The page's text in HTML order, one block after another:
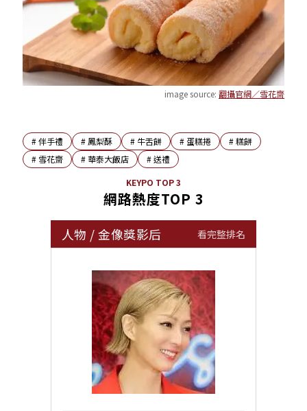
image source: 翻攝官網／雪花齋
#伴手禮 # 鳳梨酥 # 牛舌餅 # 蛋糕捲 #糕餅
# 雪花齋 #華泰大飯店 #送禮
KEYPO TOP 3
網路熱度TOP 3
人物 /金像獎影后 看完整排名